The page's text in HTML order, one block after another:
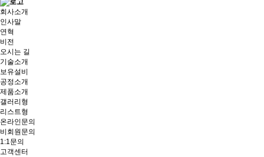
회사소개
인사말
연혁
비전
오시는 길
기술소개
보유설비
공정소개
제품소개
갤러리형
리스트형
온라인문의
비회원문의
1:1문의
고객센터